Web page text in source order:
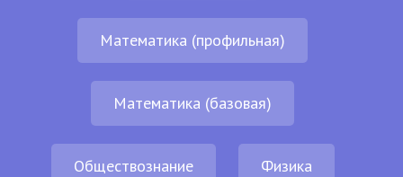
Математика (профильная)
Математика (базовая)
Обществознание Физика